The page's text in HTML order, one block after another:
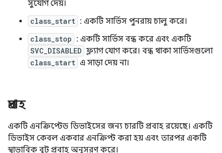
সুযোগ দেয়।
class_start : একটি সার্ভিস পুনরায় চালু করে।
class_stop : একটি সার্ভিস বন্ধ করে এবং একটি
SVC_DISABLED ফ্ল্যাগ যোগ করে। বন্ধ থাকা সার্ভিসগুলো
class_start এ সাড়া দেয় না।
প্রবাহ
একটি এনক্রিপ্টেড ডিভাইসের জন্য চারটি প্রবাহ রয়েছে। একটি
ডিভাইস কেবল একবার এনক্রিপ্ট করা হয় এবং তারপর একটি
স্বাভাবিক বুট প্রবাহ অনুসরণ করে।